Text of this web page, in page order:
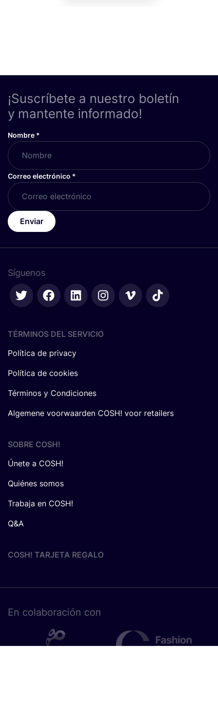
¡Suscríbete a nuestro boletín
y mantente informado!
Nombre *
Correo electrónico *
Enviar
Síguenos
TÉRMINOS DEL SERVICIO
Política de privacy
Política de cookies
Términos y Condiciones
Algemene voorwaarden COSH! voor retailers
SOBRE COSH!
Únete a COSH!
Quiénes somos
Trabaja en COSH!
Q&A
COSH! TARJETA REGALO
En cola­bo­ra­ción con